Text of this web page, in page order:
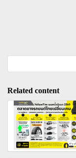
Related content